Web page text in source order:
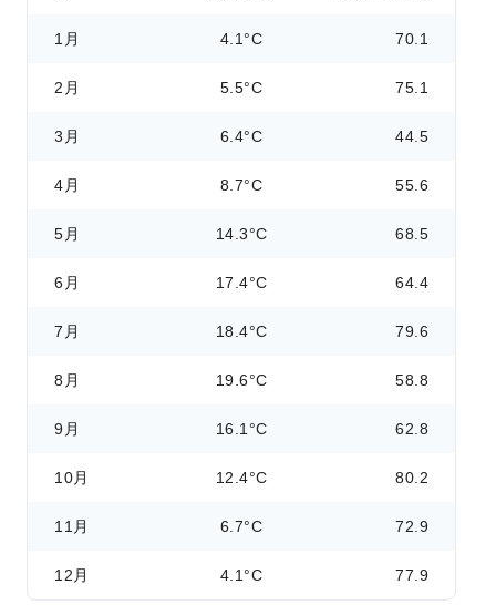
1月 4.1°C 70.1
2月 5.5°C 75.1
3月 6.4°C 44.5
4月 8.7°C 55.6
5月 14.3°C 68.5
6月 17.4°C 64.4
7月 18.4°C 79.6
8月 19.6°C 58.8
9月 16.1°C 62.8
10月 12.4°C 80.2
11月 6.7°C 72.9
12月 4.1°C 77.9